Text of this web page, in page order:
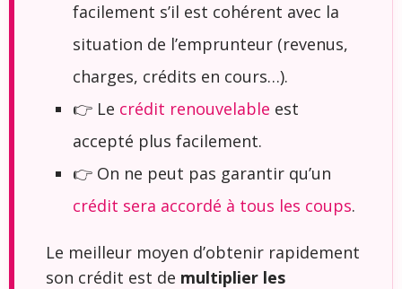
facilement s’il est cohérent avec la
situation de l’emprunteur (revenus,
charges, crédits en cours…).
👉 Le crédit renouvelable est
accepté plus facilement.
👉 On ne peut pas garantir qu’un
crédit sera accordé à tous les coups.
Le meilleur moyen d’obtenir rapidement
son crédit est de multiplier les